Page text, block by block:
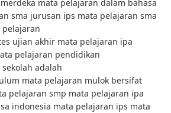
mata pelajaran dalam bahasa
sma jurusan ips mata pelajaran sma
ujian akhir mata pelajaran ipa
pelajaran pendidikan
adalah
mata pelajaran mulok bersifat
pelajaran smp mata pelajaran ipa
indonesia mata pelajaran ips mata